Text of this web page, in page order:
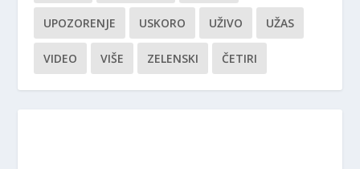
UPOZORENJE USKORO UŽIVO UŽAS
VIDEO VIŠE ZELENSKI ČETIRI